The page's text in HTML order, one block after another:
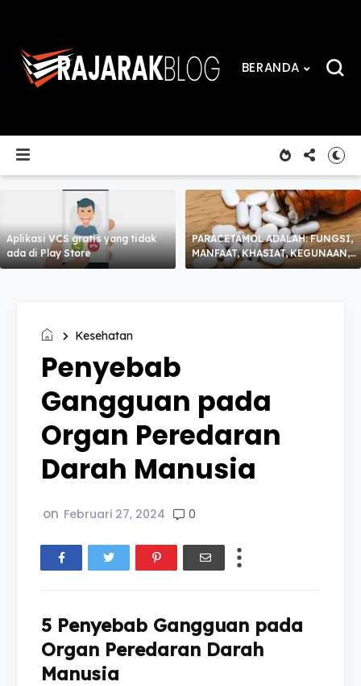
BERANDA
Aplikasi VCS gratis yang tidak
ada di Play Store
PARACETAMOL ADALAH: FUNGSI,
MANFAAT, KHASIAT, KEGUNAAN,
CARA MINUM DAN EFEK
Kesehatan
Penyebab
Gangguan pada
Organ Peredaran
Darah Manusia
on Februari 27, 2024 0
5 Penyebab Gangguan pada
Organ Peredaran Darah
Manusia